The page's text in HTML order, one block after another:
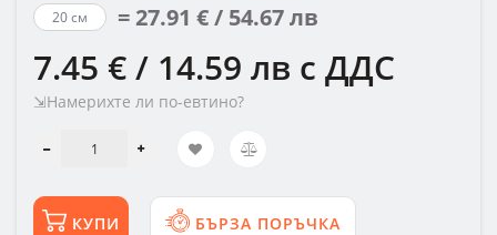
20 см = 27.91 € / 54.67 лв
7.45 € / 14.59 лв с ДДС
⇲Намерихте ли по-евтино?
КУПИ БЪРЗА ПОРЪЧКА